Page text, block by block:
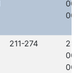
001
211-274
001